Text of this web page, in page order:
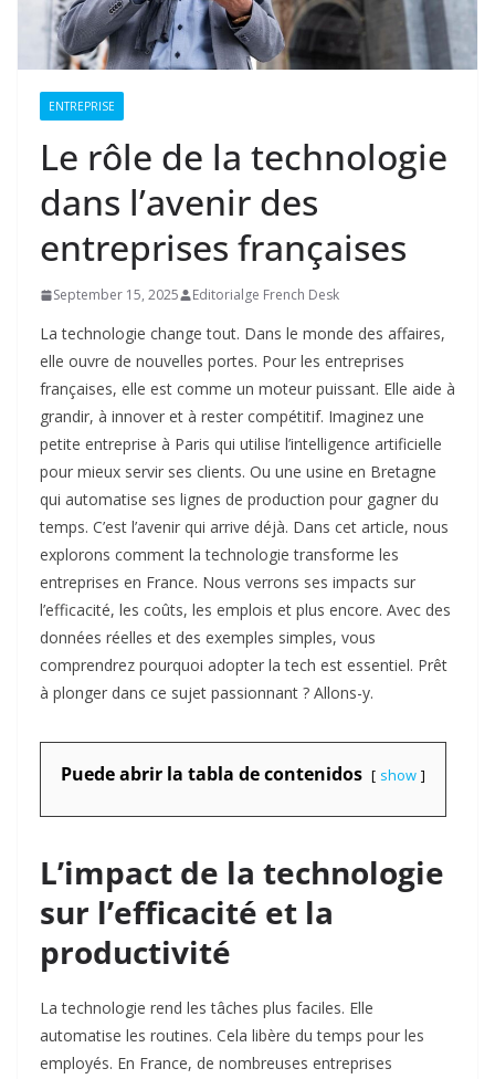
ENTREPRISE
Le rôle de la technologie
dans l’avenir des
entreprises françaises
September 15, 2025 Editorialge French Desk
La technologie change tout. Dans le monde des affaires,
elle ouvre de nouvelles portes. Pour les entreprises
françaises, elle est comme un moteur puissant. Elle aide à
grandir, à innover et à rester compétitif. Imaginez une
petite entreprise à Paris qui utilise l’intelligence artificielle
pour mieux servir ses clients. Ou une usine en Bretagne
qui automatise ses lignes de production pour gagner du
temps. C’est l’avenir qui arrive déjà. Dans cet article, nous
explorons comment la technologie transforme les
entreprises en France. Nous verrons ses impacts sur
l’efficacité, les coûts, les emplois et plus encore. Avec des
données réelles et des exemples simples, vous
comprendrez pourquoi adopter la tech est essentiel. Prêt
à plonger dans ce sujet passionnant ? Allons-y.
Puede abrir la tabla de contenidos show
L’impact de la technologie
sur l’efficacité et la
productivité
La technologie rend les tâches plus faciles. Elle
automatise les routines. Cela libère du temps pour les
employés. En France, de nombreuses entreprises